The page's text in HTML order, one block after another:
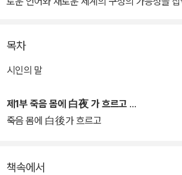
있다. 여기에 시인 강정만의 서정성이 더해져
던 새로운 질서의 노래로 다시 태어난 시들이
시'인 그림들이 포함되어 있다.
목차
시인의 말
제1부 죽음 몸에 白夜 가 흐르고
죽음 몸에 白後가 흐르고
책속에서